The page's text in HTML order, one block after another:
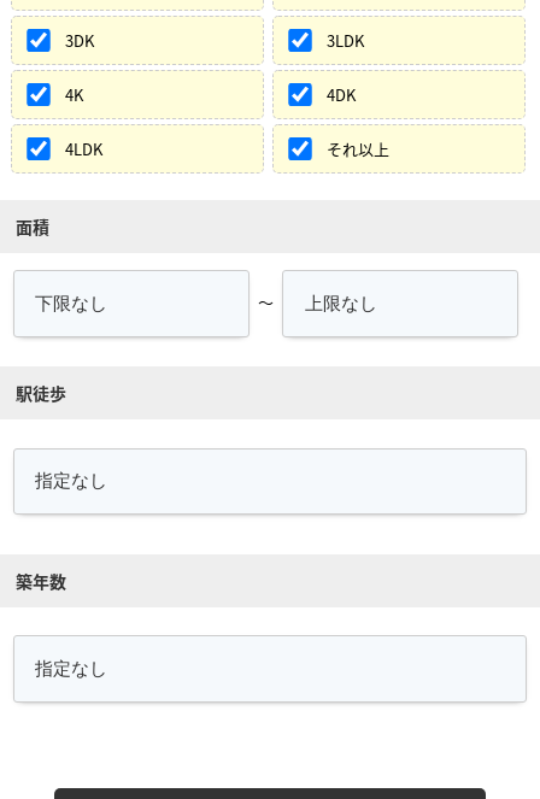
3DK 3LDK
4K 4DK
4LDK それ以上
面積
～
駅徒歩
築年数